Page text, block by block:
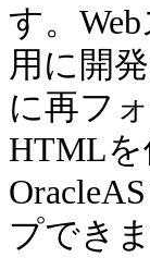
す。
用に開
に再フ
HTML
プできま